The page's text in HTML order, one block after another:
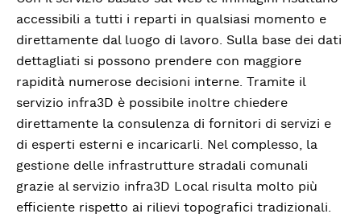
accessibili a tutti i reparti in qualsiasi momento e
direttamente dal luogo di lavoro. Sulla base dei dati
dettagliati si possono prendere con maggiore
rapidità numerose decisioni interne. Tramite il
servizio infra3D è possibile inoltre chiedere
direttamente la consulenza di fornitori di servizi e
di esperti esterni e incaricarli. Nel complesso, la
gestione delle infrastrutture stradali comunali
grazie al servizio infra3D Local risulta molto più
efficiente rispetto ai rilievi topografici tradizionali.